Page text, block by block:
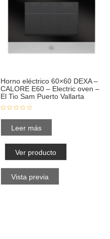
Horno eléctrico 60×60 DEXA –
CALORE E60 – Electric oven –
El Tio Sam Puerto Vallarta
Leer más
Ver producto
Vista previa